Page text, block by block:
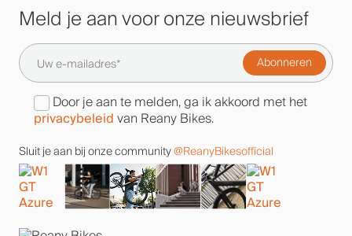
Meld je aan voor onze nieuwsbrief
Door je aan te melden, ga ik akkoord met het
privacybeleid van Reany Bikes.
Sluit je aan bij onze community@ReanyBikesofficial